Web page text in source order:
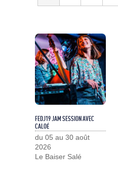
FEDJ19 JAM SESSION AVEC
CALOÉ
du 05 au 30 août
2026
Le Baiser Salé